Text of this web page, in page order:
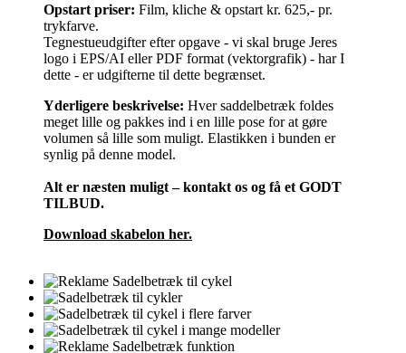
Opstart priser: Film, kliche & opstart kr. 625,- pr.
trykfarve.
Tegnestueudgifter efter opgave - vi skal bruge Jeres
logo i EPS/AI eller PDF format (vektorgrafik) - har I
dette - er udgifterne til dette begrænset.
Yderligere beskrivelse: Hver saddelbetræk foldes
meget lille og pakkes ind i en lille pose for at gøre
volumen så lille som muligt. Elastikken i bunden er
synlig på denne model.
Alt er næsten muligt – kontakt os og få et GODT
TILBUD.
Download skabelon her.